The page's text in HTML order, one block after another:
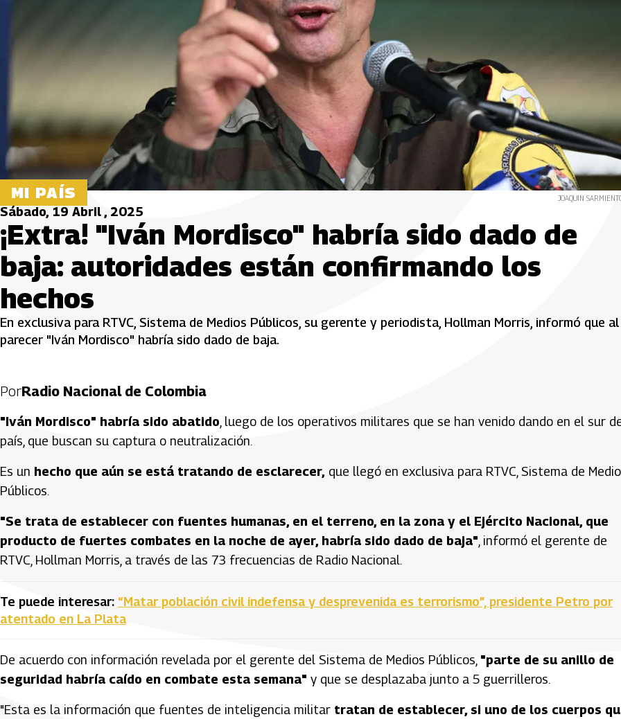
MI PAÍS JOAQUIN
Sábado, 19 Abril , 2025
¡Extra! "Iván Mordisco" habría sido dado de
baja: autoridades están confirmando los
hechos
En exclusiva para RTVC, Sistema de Medios Públicos, su gerente y periodista, Hollman Morris, informó que al
parecer "Iván Mordisco" habría sido dado de baja.
PorRadio Nacional de Colombia
"Iván Mordisco" habría sido abatido , luego de los operativos militares que se han venido dando en el sur
país, que buscan su captura o neutralización.
Es un hecho que aún se está tratando de esclarecer, que llegó en exclusiva para RTVC, Sistema de
Públicos.
"Se trata de establecer con fuentes humanas, en el terreno, en la zona y el Ejército Nacional, que
producto de fuertes combates en la noche de ayer, habría sido dado de baja" , informó el gerente de
RTVC, Hollman Morris, a través de las 73 frecuencias de Radio Nacional.
Te puede interesar: “Matar población civil indefensa y desprevenida es terrorismo”, presidente Petro por
atentado en La Plata
De acuerdo con información revelada por el gerente del Sistema de Medios Públicos, "parte de su anillo de
seguridad habría caído en combate esta semana" y que se desplazaba junto a 5 guerrilleros.
"Esta es la información que fuentes de inteligencia militar tratan de establecer, si uno de los cuerpos